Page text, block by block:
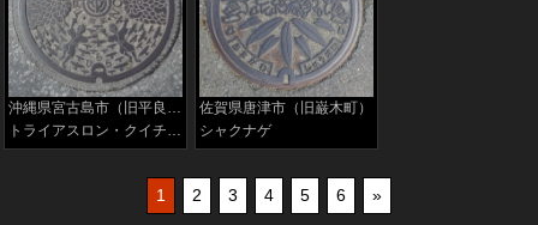
佐賀県唐津市（旧巌木町）
シャクナゲ
1 2 3 4 5 6 »